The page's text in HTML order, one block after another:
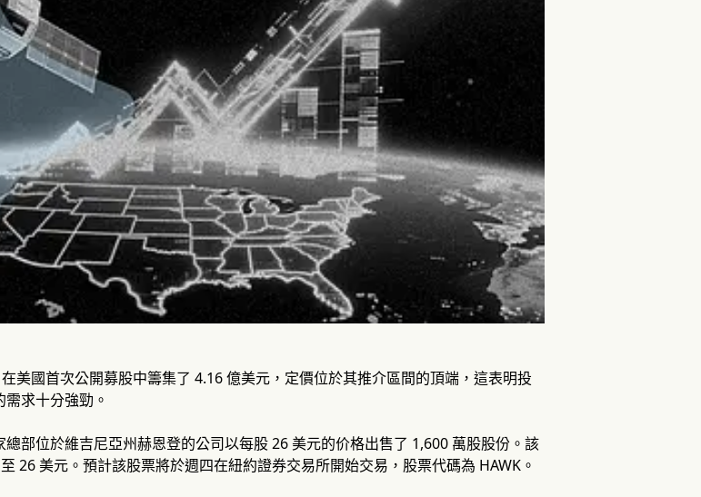
美國首次公開募股中籌集了 4.16 億美元，定價位於其推介區間的頂端，這表明投
求十分強勁。
部位於維吉尼亞州赫恩登的公司以每股 26 美元的价格出售了 1,600 萬股股份。該
26 美元。預計該股票將於週四在紐約證券交易所開始交易，股票代碼為 HAWK。